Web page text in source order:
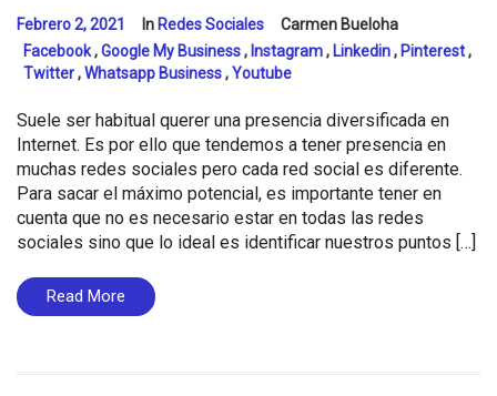
Febrero 2, 2021 In Redes Sociales
Carmen Bueloha
Facebook,Google My Business, Instagram, Linkedin, Pinterest,
Twitter,Whatsapp Business,Youtube
Suele ser habitual querer una presencia diversificada en
Internet. Es por ello que tendemos a tener presencia en
muchas redes sociales pero cada red social es diferente.
Para sacar el máximo potencial, es importante tener en
cuenta que no es necesario estar en todas las redes
sociales sino que lo ideal es identificar nuestros puntos […]
Read More